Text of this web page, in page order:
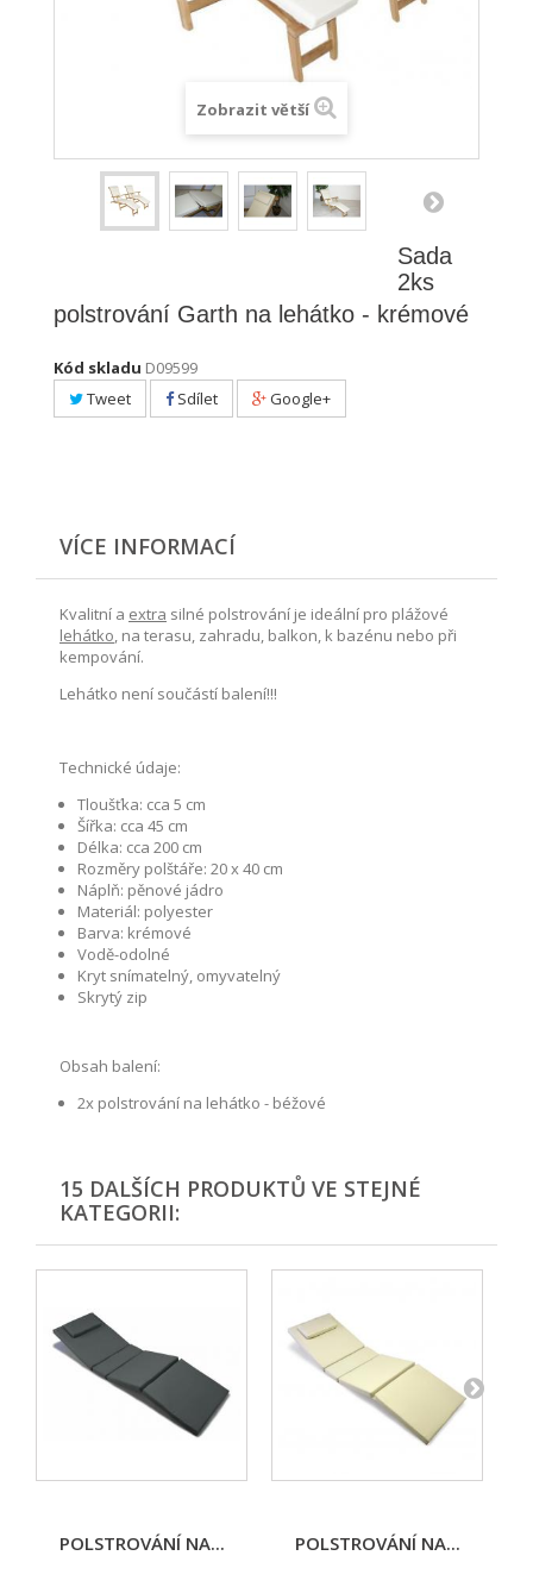
Zobrazit větší
Sada
2ks
polstrování Garth na lehátko - krémové
Kód skladu D09599
Tweet
Sdílet Google+
VÍCE INFORMACÍ
Kvalitní a extra silné polstrování je ideální pro plážové
lehátko, na terasu, zahradu, balkon, k bazénu nebo při
kempování.
Lehátko není součástí balení!!!
Technické údaje:
Tloušťka: cca 5 cm
Šířka: cca 45 cm
Délka: cca 200 cm
Rozměry polštáře: 20 x 40 cm
Náplň: pěnové jádro
Materiál: polyester
Barva: krémové
Vodě-odolné
Kryt snímatelný, omyvatelný
Skrytý zip
Obsah balení:
2x polstrování na lehátko - béžové
15 DALŠÍCH PRODUKTŮ VE STEJNÉ
KATEGORII:
POLSTROVÁNÍ NA... POLSTROVÁNÍ NA...